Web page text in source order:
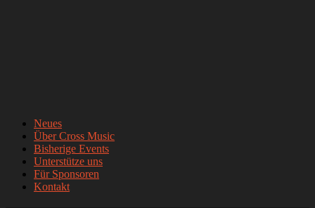
Neues
Über Cross Music
Bisherige Events
Unterstütze uns
Für Sponsoren
Kontakt